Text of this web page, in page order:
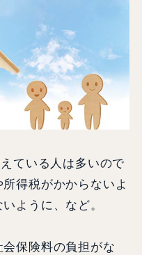
ている人は多いので
得税がかからないよ
いように、など。
保険料の負担がな